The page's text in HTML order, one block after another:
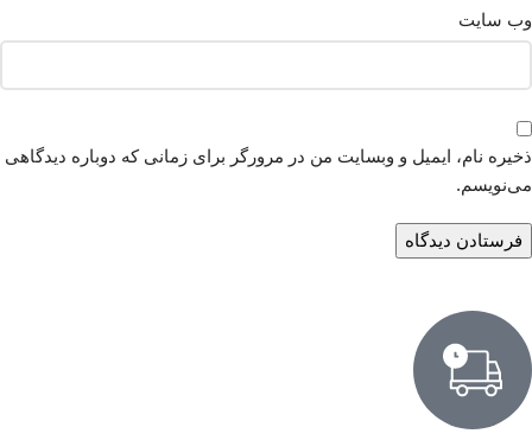
وب‌ سایت
ذخیره نام، ایمیل و وبسایت من در مرورگر برای زمانی که دوباره دیدگاهی
می‌نویسم.